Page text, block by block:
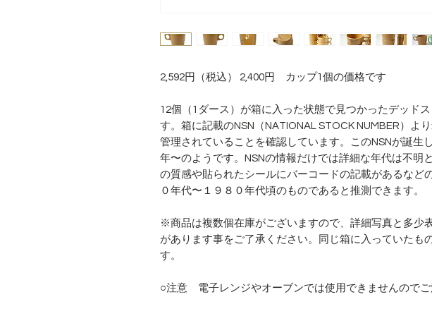
2,592円（税込） 2,400円 カップ1個の価格です
12個（1ダース）が箱に入った状態で見つかったデッド
す。箱に記載のNSN（NATIONAL STOCK NUMBER）よ
管理されていることを確認しています。このNSNが誕生
年〜のようです。NSNの情報だけでは詳細な年代は不明
の質感や貼られたシールにバーコードの記載があるなど
０年代〜１９８０年代頃のものであると推測できます。
※商品は複数個在庫がございますので、詳細写真と多少
があります事をご了承ください。同じ箱に入っていたも
す。
○注意 電子レンジやオーブンでは使用できませんのでご